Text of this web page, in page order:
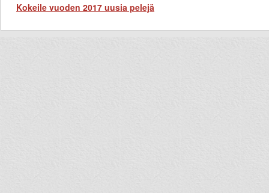
Kokeile vuoden 2017 uusia pelejä